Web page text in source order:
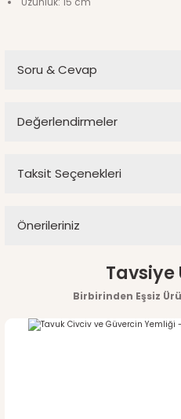
Soru & Cevap
Değerlendirmeler
Taksit Seçenekleri
Önerileriniz
Bu ürünün fiyat bilgisi, resim, ürün
konularda yetersiz gördüğünüz
Tavsiye
Birbirinden Eşsiz